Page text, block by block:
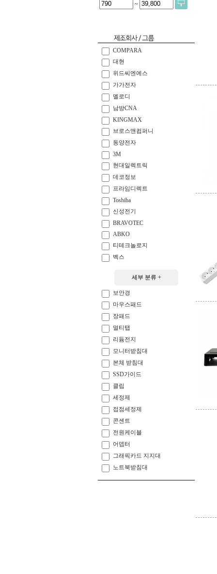
~
COMPARA
대현
위드씨엔에스
가가전자
멜로디
남방CNA
KINGMAX
브로스앤컴퍼니
동양전자
3M
현대일렉트릭
데코정보
프라임디렉트
Toshiba
신성전기
BRAVOTEC
ABKO
티테크놀로지
벡스
세부 분류 +
보안경
마우스패드
장패드
멀티탭
리듐전지
모니터받침대
본체 받침대
SSD가이드
클립
세정제
접점세정제
콘센트
전원케이블
어뎁터
그래픽카드 지지대
노트북받침대